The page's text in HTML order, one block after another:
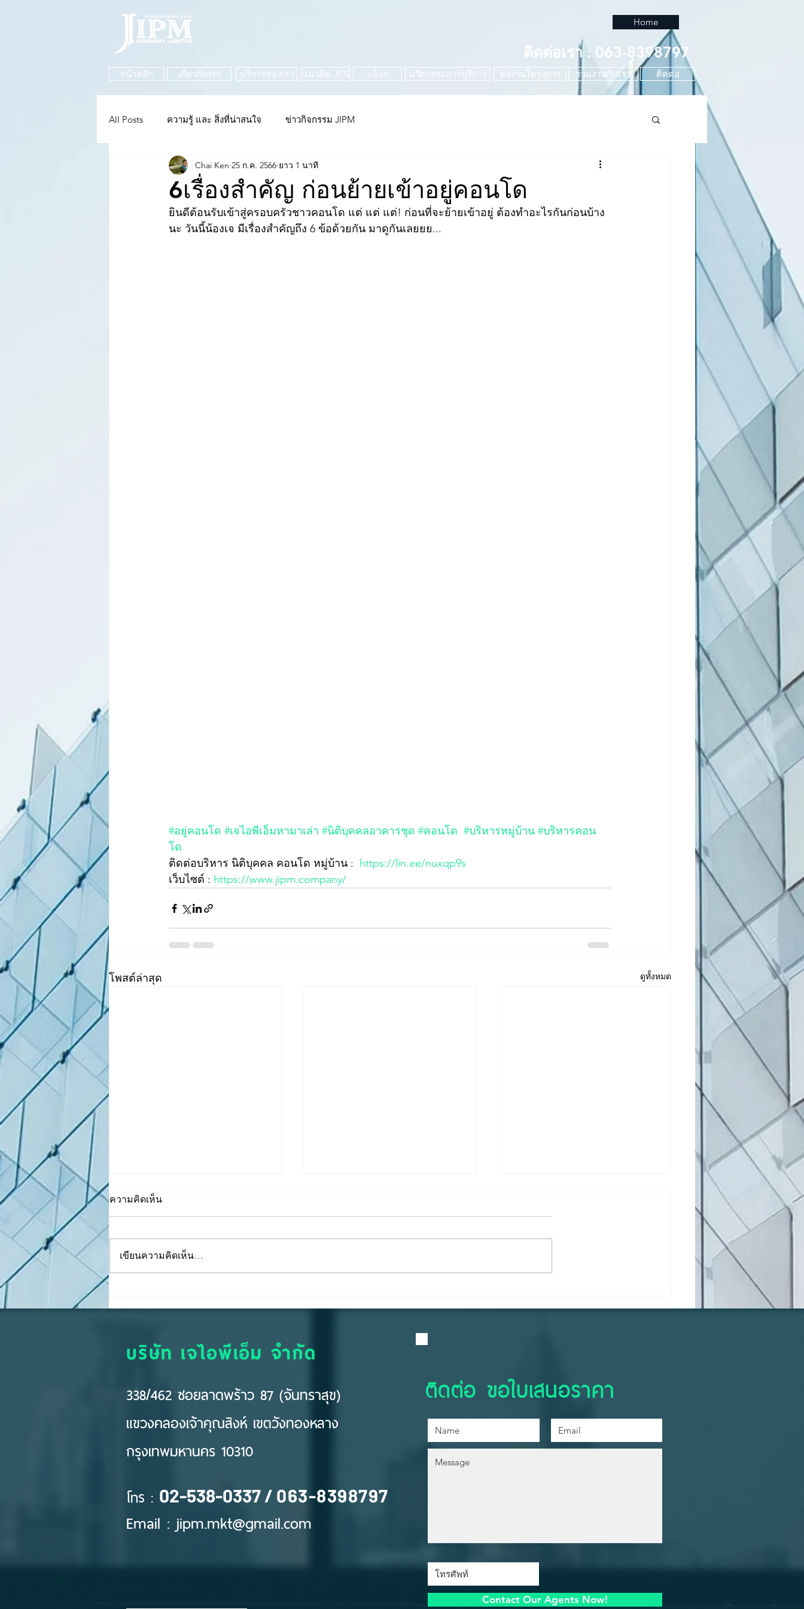
Home
ติดต่อเรา : 063-8398797
หน้าหลัก เกี่ยวกับเรา บริการของเรา แนวคิด JFS บล็อก นวัตกรรมการบริการ ผลงานโครงการ ร่วมงานกับเรา ติดต่อ
All Posts ความรู้ และ สิ่งที่น่าสนใจ ข่าวกิจกรรม JIPM
6เรื่องสำคัญ ก่อนย้ายเข้าอยู่คอนโด
Chai Ken 25 ก.ค. 2566 ยาว 1 นาที
ยินดีต้อนรับเข้าสู่ครอบครัวชาวคอนโด แต่ แต่ แต่! ก่อนที่จะย้ายเข้าอยู่ ต้องทำอะไรกันก่อนบ้าง
นะ วันนี้น้องเจ มีเรื่องสำคัญถึง 6 ข้อด้วยกัน มาดูกันเลยยย...
#อยู่คอนโด #เจไอพีเอ็มหามาเล่า #นิติบุคคลอาคารชุด #คอนโด #บริหารหมู่บ้าน #บริหารคอน
โด
ติดต่อบริหาร นิติบุคคล คอนโด หมู่บ้าน : https://lin.ee/nuxqp9s
เว็บไซต์ : https://www.jipm.company/
โพสต์ล่าสุด ดูทั้งหมด
ให้เป๊ะ บิลครบ เงินไม่หาย
พลาสติก... แต่คือ "ด่านแรก"
ห้ามสูบบุหรี่ที่ระเบียง?
ความคิดเห็น
เขียนความคิดเห็น…
บริษัท เจไอพีเอ็ม จำกัด
338/462 ซอยลาดพร้าว 87 (จันทราสุข)
แขวงคลองเจ้าคุณสิงห์ เขตวังทองหลาง
กรุงเทพมหานคร 10310
โทร : 02-538-0337 / 063-8398797
Email : jipm.mkt@gmail.com
ติดต่อ ขอใบเสนอราคา
Contact Our Agents Now!